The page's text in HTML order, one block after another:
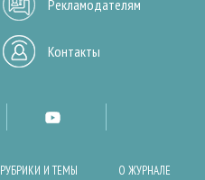
Рекламодателям
Контакты
РУБРИКИ И ТЕМЫ О ЖУРНАЛЕ